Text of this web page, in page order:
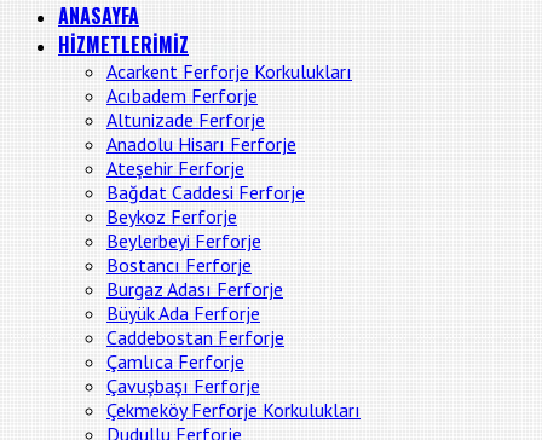
ANASAYFA
HİZMETLERİMİZ
Acarkent Ferforje Korkulukları
Acıbadem Ferforje
Altunizade Ferforje
Anadolu Hisarı Ferforje
Ateşehir Ferforje
Bağdat Caddesi Ferforje
Beykoz Ferforje
Beylerbeyi Ferforje
Bostancı Ferforje
Burgaz Adası Ferforje
Büyük Ada Ferforje
Caddebostan Ferforje
Çamlıca Ferforje
Çavuşbaşı Ferforje
Çekmeköy Ferforje Korkulukları
Dudullu Ferforje